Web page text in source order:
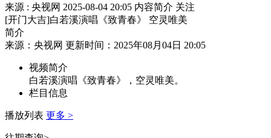
来源 : 央视网 2025-08-04 20:05 内容简介 关注
[开门大吉]白若溪演唱《致青春》 空灵唯美
简介
来源：央视网 更新时间：2025年08月04日 20:05
视频简介
白若溪演唱《致青春》，空灵唯美。
栏目信息
播放列表 更多 >